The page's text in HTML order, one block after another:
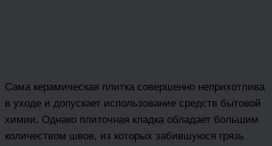
Сама керамическая плитка совершенно неприхотлива
в уходе и допускает использование средств бытовой
химии. Однако плиточная кладка обладает большим
количеством швов, из которых забившуюся грязь